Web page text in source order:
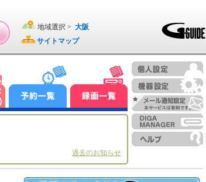
地域選択 > 大阪
サイトマップ
過去のお知らせ